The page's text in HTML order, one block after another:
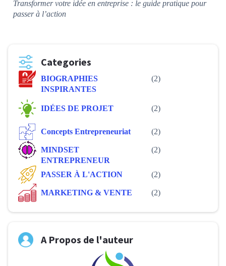
Transformer votre idée en entreprise : le guide pratique pour
passer à l’action
Categories
BIOGRAPHIES
INSPIRANTES
(2)
IDÉES DE PROJET (2)
Concepts Entrepreneuriat (2)
MINDSET
ENTREPRENEUR
(2)
PASSER À L'ACTION (2)
MARKETING & VENTE (2)
A Propos de l'auteur